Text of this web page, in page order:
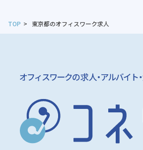
TOP 東京都のオフィスワーク求人